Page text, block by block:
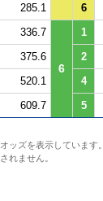
285.1 6
336.7
6
1
375.6 2
520.1 4
609.7 5
ッズを表示しています。
れません。